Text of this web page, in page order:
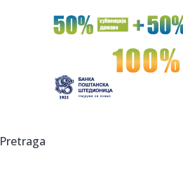
22:46:Nazire se katastrofa; Kijev kriv
NUNS: Osuđujemo
22:43:Slovačka izmerila rekordnu
Pretraga